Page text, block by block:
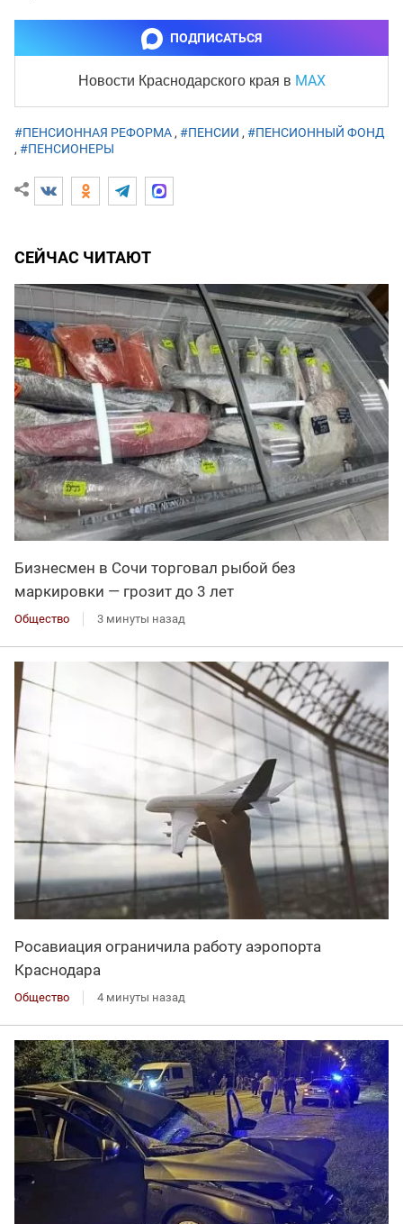
ПОДПИСАТЬСЯ
Новости Краснодарского края в MAX
#ПЕНСИОННАЯ РЕФОРМА , #ПЕНСИИ , #ПЕНСИОННЫЙ ФОНД
, #ПЕНСИОНЕРЫ
СЕЙЧАС ЧИТАЮТ
Бизнесмен в Сочи торговал рыбой без
маркировки — грозит до 3 лет
Общество 3 минуты назад
Росавиация ограничила работу аэропорта
Краснодара
Общество 4 минуты назад